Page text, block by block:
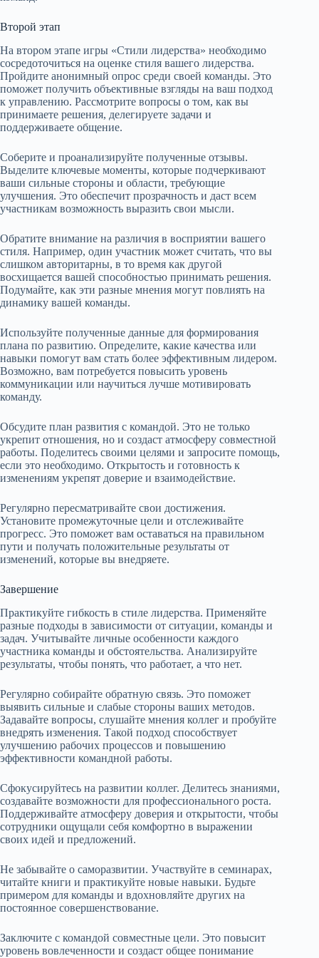
Второй этап
На втором этапе игры «Стили лидерства» необходимо
сосредоточиться на оценке стиля вашего лидерства.
Пройдите анонимный опрос среди своей команды. Это
поможет получить объективные взгляды на ваш подход
к управлению. Рассмотрите вопросы о том, как вы
принимаете решения, делегируете задачи и
поддерживаете общение.
Соберите и проанализируйте полученные отзывы.
Выделите ключевые моменты, которые подчеркивают
ваши сильные стороны и области, требующие
улучшения. Это обеспечит прозрачность и даст всем
участникам возможность выразить свои мысли.
Обратите внимание на различия в восприятии вашего
стиля. Например, один участник может считать, что вы
слишком авторитарны, в то время как другой
восхищается вашей способностью принимать решения.
Подумайте, как эти разные мнения могут повлиять на
динамику вашей команды.
Используйте полученные данные для формирования
плана по развитию. Определите, какие качества или
навыки помогут вам стать более эффективным лидером.
Возможно, вам потребуется повысить уровень
коммуникации или научиться лучше мотивировать
команду.
Обсудите план развития с командой. Это не только
укрепит отношения, но и создаст атмосферу совместной
работы. Поделитесь своими целями и запросите помощь,
если это необходимо. Открытость и готовность к
изменениям укрепят доверие и взаимодействие.
Регулярно пересматривайте свои достижения.
Установите промежуточные цели и отслеживайте
прогресс. Это поможет вам оставаться на правильном
пути и получать положительные результаты от
изменений, которые вы внедряете.
Завершение
Практикуйте гибкость в стиле лидерства. Применяйте
разные подходы в зависимости от ситуации, команды и
задач. Учитывайте личные особенности каждого
участника команды и обстоятельства. Анализируйте
результаты, чтобы понять, что работает, а что нет.
Регулярно собирайте обратную связь. Это поможет
выявить сильные и слабые стороны ваших методов.
Задавайте вопросы, слушайте мнения коллег и пробуйте
внедрять изменения. Такой подход способствует
улучшению рабочих процессов и повышению
эффективности командной работы.
Сфокусируйтесь на развитии коллег. Делитесь знаниями,
создавайте возможности для профессионального роста.
Поддерживайте атмосферу доверия и открытости, чтобы
сотрудники ощущали себя комфортно в выражении
своих идей и предложений.
Не забывайте о саморазвитии. Участвуйте в семинарах,
читайте книги и практикуйте новые навыки. Будьте
примером для команды и вдохновляйте других на
постоянное совершенствование.
Заключите с командой совместные цели. Это повысит
уровень вовлеченности и создаст общее понимание